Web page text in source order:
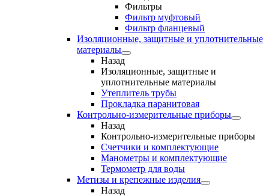
Фильтры
Фильтр муфтовый
Фильтр фланцевый
Изоляционные, защитные и уплотнительные
материалы
Назад
Изоляционные, защитные и
уплотнительные материалы
Утеплитель трубы
Прокладка паранитовая
Контрольно-измерительные приборы
Назад
Контрольно-измерительные приборы
Счетчики и комплектующие
Манометры и комплектующие
Термометр для воды
Метизы и крепежные изделия
Назад